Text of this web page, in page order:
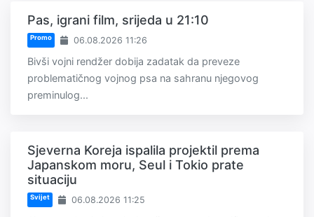
Pas, igrani film, srijeda u 21:10
Promo 06.08.2026 11:26
Bivši vojni rendžer dobija zadatak da preveze
problematičnog vojnog psa na sahranu njegovog
preminulog...
Sjeverna Koreja ispalila projektil prema
Japanskom moru, Seul i Tokio prate
situaciju
Svijet 06.08.2026 11:25